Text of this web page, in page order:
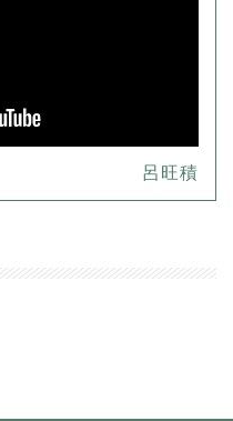
呂旺積